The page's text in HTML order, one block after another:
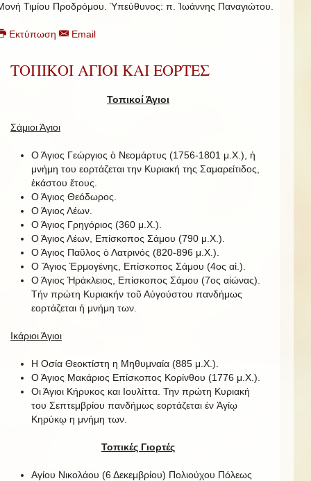
Τιμίου Προδρόμου. Ὑπεύθυνος: π. Ἰωάννης Παναγιώτου.
Εκτύπωση Email
ΤΟΠΙΚΟΙ ΑΓΙΟΙ ΚΑΙ ΕΟΡΤΕΣ
Τοπικοί Άγιοι
Σάμιοι Άγιοι
Ο Άγιος Γεώργιος ὁ Νεομάρτυς (1756-1801 μ.Χ.), ἡ
μνήμη του εορτάζεται την Κυριακή της Σαμαρείτιδος,
ἑκάστου ἔτους.
Ο Άγιος Θεόδωρος.
Ο Άγιος Λέων.
Ο Άγιος Γρηγόριος (360 μ.Χ.).
Ο Άγιος Λέων, Επίσκοπος Σάμου (790 μ.Χ.).
Ο Άγιος Παῦλος ὁ Λατρινός (820-896 μ.Χ.).
Ο Ἅγιος Ἑρμογένης, Επίσκοπος Σάμου (4ος αἰ.).
Ο Άγιος Ἡράκλειος, Επίσκοπος Σάμου (7ος αἰώνας).
Τήν πρώτη Κυριακήν τοῦ Αὐγούστου πανδήμως
εορτάζεται ἡ μνήμη των.
Ικάριοι Άγιοι
Η Οσία Θεοκτίστη η Μηθυμναία (885 μ.Χ.).
Ο Άγιος Μακάριος Επίσκοπος Κορίνθου (1776 μ.Χ.).
Οι Άγιοι Κήρυκος και Ιουλίττα. Την πρώτη Κυριακή
του Σεπτεμβρίου πανδήμως εορτάζεται ἐν Ἁγίῳ
Κηρύκῳ η μνήμη των.
Τοπικές Γιορτές
Αγίου Νικολάου (6 Δεκεμβρίου) Πολιούχου Πόλεως